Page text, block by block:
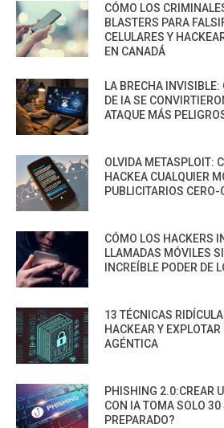
CÓMO LOS
BLASTERS PARA
CELULARES Y
EN CANADÁ
LA BRECHA INVISIBLE:
DE IA SE
ATAQUE MÁS
OLVIDA METASPLOIT:
HACKEA CUALQUIER
PUBLICITARIOS CERO-
CÓMO LOS HACKERS
LLAMADAS MÓVILES
INCREÍBLE PODER DE
13 TÉCNICAS
HACKEAR Y
AGÉNTICA
PHISHING 2.0:CREAR
CON IA TOMA SOLO
PREPARADO?